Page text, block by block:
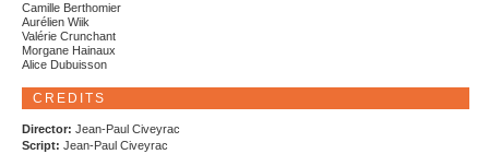
Camille Berthomier
Aurélien Wiik
Valérie Crunchant
Morgane Hainaux
Alice Dubuisson
CREDITS
Director: Jean-Paul Civeyrac
Script: Jean-Paul Civeyrac